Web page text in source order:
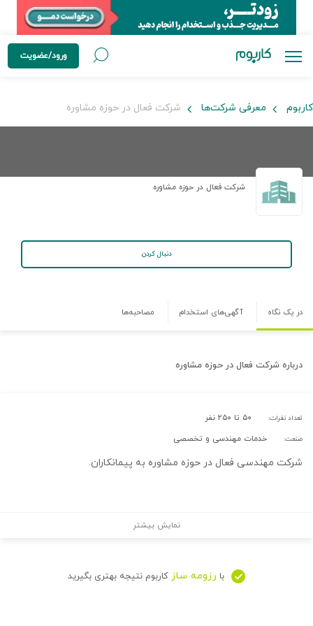
ورود/عضویت
کاربوم معرفی شرکت‌ها شرکت فعال در حوزه مشاوره
شرکت فعال در حوزه مشاوره
دنبال کردن
در یک نگاه آگهی‌های استخدام مصاحبه‌ها
درباره شرکت فعال در حوزه مشاوره
تعداد نفرات: ۵۰ تا ۲۵۰ نفر
صنعت: خدمات مهندسی و تخصصی
شرکت مهندسی فعال در حوزه مشاوره به پیمانکاران.
نمایش بیشتر
با رزومه ساز کاربوم نتیجه بهتری بگیرید